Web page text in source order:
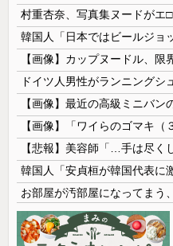
【画像】カップヌードル、限
【画像】最近の高級ミニバ
【画像】「ワイらのゴマキ（
【悲報】美容師「…手は尽
お部屋が汚部屋になってまう